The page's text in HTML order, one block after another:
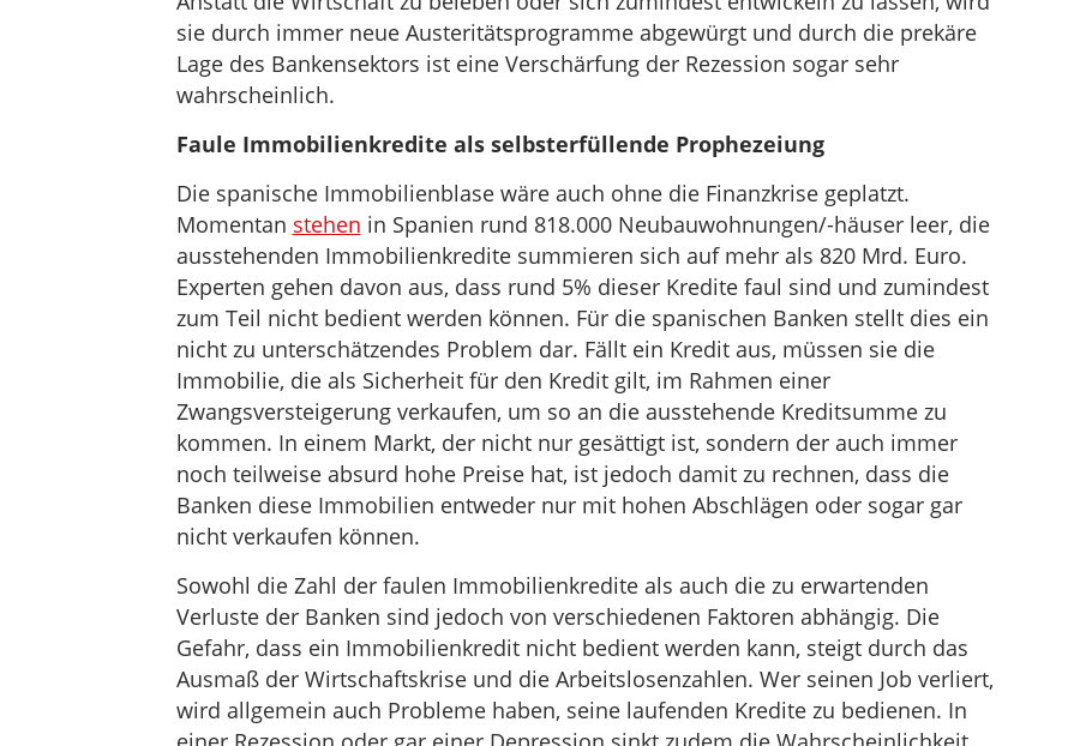
sie durch immer neue Austeritätsprogramme abgewürgt und durch die prekäre
Lage des Bankensektors ist eine Verschärfung der Rezession sogar sehr
wahrscheinlich.
Faule Immobilienkredite als selbsterfüllende Prophezeiung
Die spanische Immobilienblase wäre auch ohne die Finanzkrise geplatzt.
Momentan stehen in Spanien rund 818.000 Neubauwohnungen/-häuser leer, die
ausstehenden Immobilienkredite summieren sich auf mehr als 820 Mrd. Euro.
Experten gehen davon aus, dass rund 5% dieser Kredite faul sind und zumindest
zum Teil nicht bedient werden können. Für die spanischen Banken stellt dies ein
nicht zu unterschätzendes Problem dar. Fällt ein Kredit aus, müssen sie die
Immobilie, die als Sicherheit für den Kredit gilt, im Rahmen einer
Zwangsversteigerung verkaufen, um so an die ausstehende Kreditsumme zu
kommen. In einem Markt, der nicht nur gesättigt ist, sondern der auch immer
noch teilweise absurd hohe Preise hat, ist jedoch damit zu rechnen, dass die
Banken diese Immobilien entweder nur mit hohen Abschlägen oder sogar gar
nicht verkaufen können.
Sowohl die Zahl der faulen Immobilienkredite als auch die zu erwartenden
Verluste der Banken sind jedoch von verschiedenen Faktoren abhängig. Die
Gefahr, dass ein Immobilienkredit nicht bedient werden kann, steigt durch das
Ausmaß der Wirtschaftskrise und die Arbeitslosenzahlen. Wer seinen Job verliert,
wird allgemein auch Probleme haben, seine laufenden Kredite zu bedienen. In